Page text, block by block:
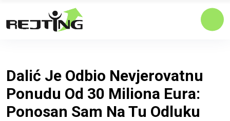
Dalić Je Odbio Nevjerovatnu
Ponudu Od 30 Miliona Eura:
Ponosan Sam Na Tu Odluku